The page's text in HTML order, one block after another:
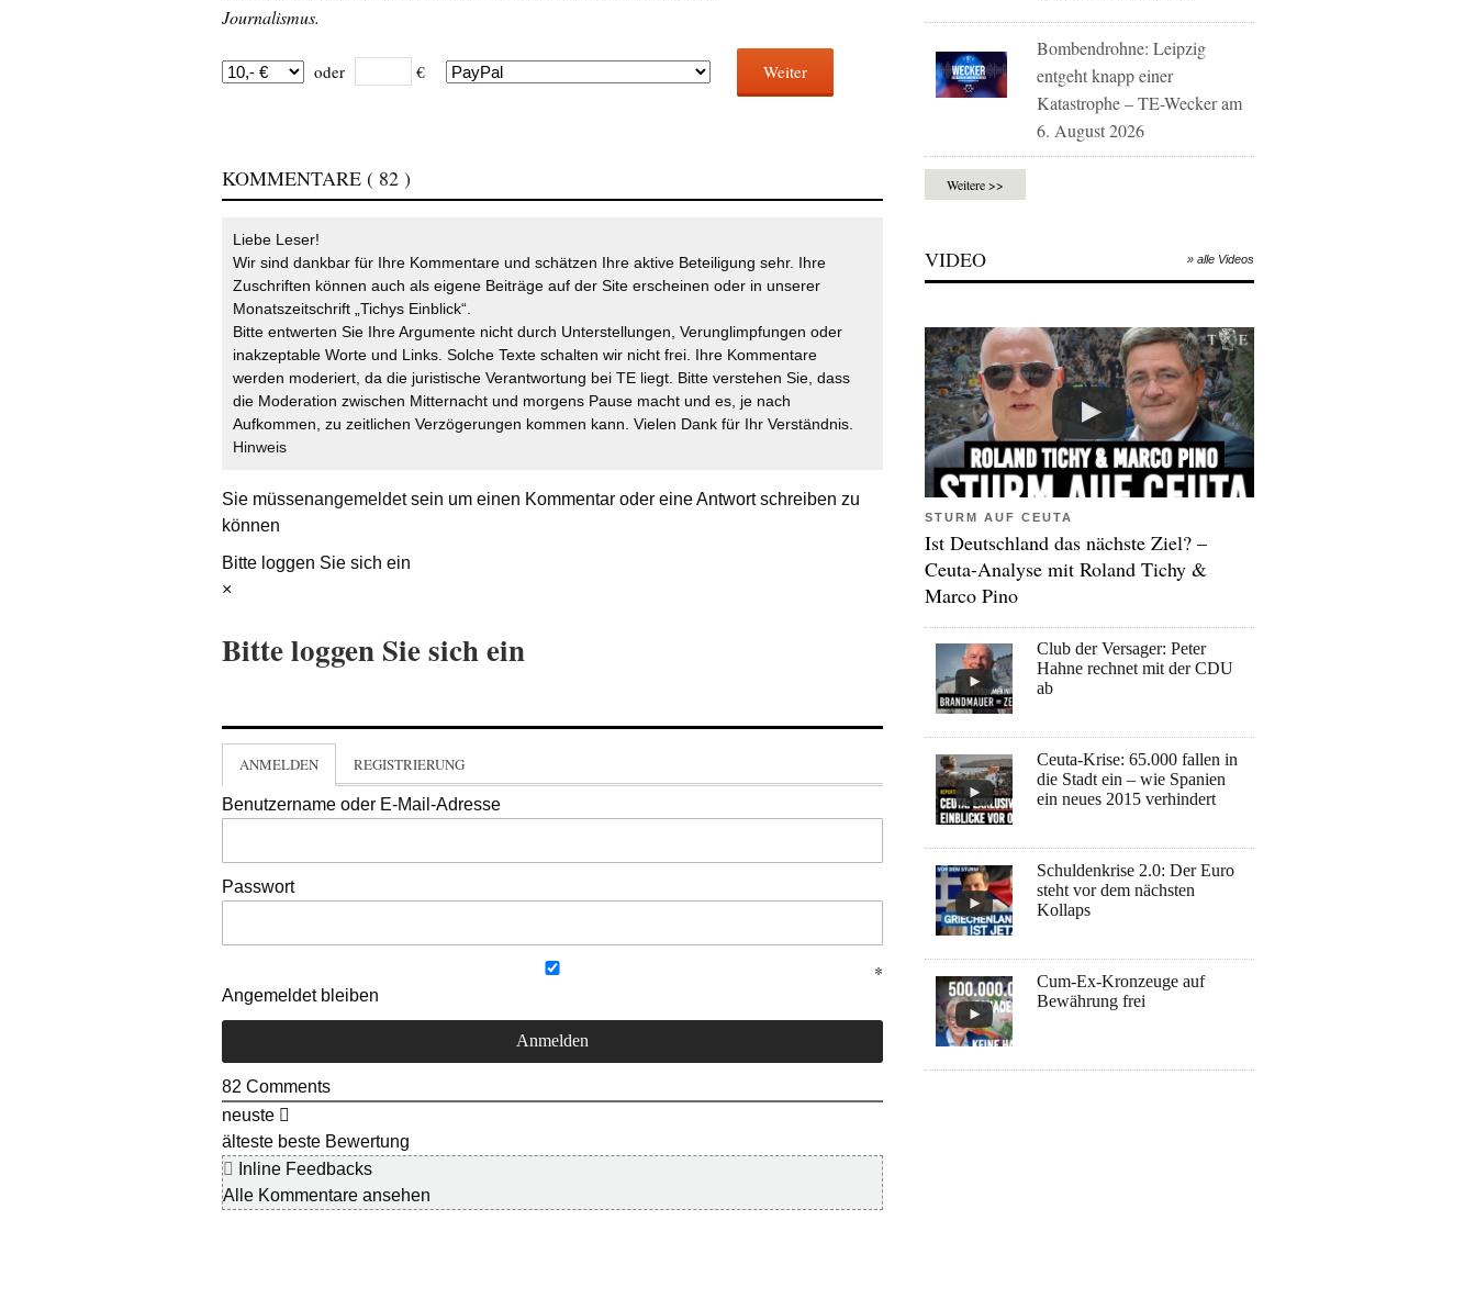
Journalismus.
oder € Weiter
KOMMENTARE ( 82 )
Liebe Leser!
Wir sind dankbar für Ihre Kommentare und schätzen Ihre aktive Beteiligung sehr. Ihre
Zuschriften können auch als eigene Beiträge auf der Site erscheinen oder in unserer
Monatszeitschrift „Tichys Einblick“.
Bitte entwerten Sie Ihre Argumente nicht durch Unterstellungen, Verunglimpfungen oder
inakzeptable Worte und Links. Solche Texte schalten wir nicht frei. Ihre Kommentare
werden moderiert, da die juristische Verantwortung bei TE liegt. Bitte verstehen Sie, dass
die Moderation zwischen Mitternacht und morgens Pause macht und es, je nach
Aufkommen, zu zeitlichen Verzögerungen kommen kann. Vielen Dank für Ihr Verständnis.
Hinweis
Sie müssenangemeldetsein um einen Kommentar oder eine Antwort schreiben zu
können
Bitte loggen Sie sich ein
×
Bitte loggen Sie sich ein
ANMELDEN REGISTRIERUNG
Benutzername oder E-Mail-Adresse
Passwort
Angemeldet bleiben
82 Comments
neuste
älteste beste Bewertung
Inline Feedbacks
Alle Kommentare ansehen
Bombendrohne: Leipzig
entgeht knapp einer
Katastrophe – TE-Wecker am
6. August 2026
Weitere >>
VIDEO » alle Videos
STURM AUF CEUTA
Ist Deutschland das nächste Ziel? –
Ceuta-Analyse mit Roland Tichy &
Marco Pino
Club der Versager: Peter
Hahne rechnet mit der CDU
ab
Ceuta-Krise: 65.000 fallen in
die Stadt ein – wie Spanien
ein neues 2015 verhindert
Schuldenkrise 2.0: Der Euro
steht vor dem nächsten
Kollaps
Cum-Ex-Kronzeuge auf
Bewährung frei